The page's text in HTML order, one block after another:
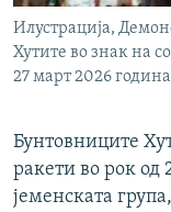
Илустрација,
Хутите во знак на
27 март 2026
Бунтовниците
ракети во рок од
јеменската